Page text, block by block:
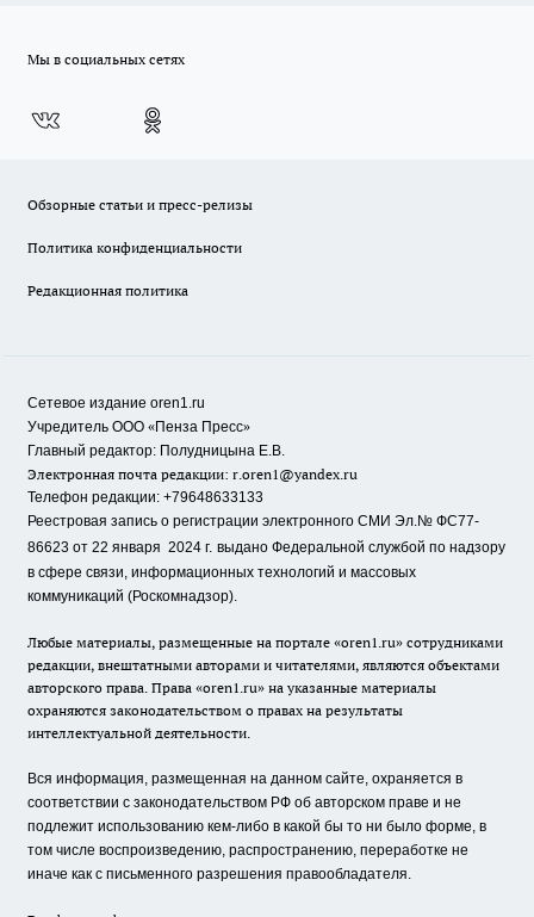
Мы в социальных сетях
Обзорные статьи и пресс-релизы
Политика конфиденциальности
Редакционная политика
Сетевое издание oren1.ru
Учредитель ООО «Пенза Пресс»
Главный редактор: Полудницына Е.В.
Электронная почта редакции: r.oren1@yandex.ru
Телефон редакции: +79648633133
Реестровая запись о регистрации электронного СМИ Эл.№ ФС77-
86623 от 22 января 2024 г. выдано Федеральной службой по надзору
в сфере связи, информационных технологий и массовых
коммуникаций (Роскомнадзор).
Любые материалы, размещенные на портале «oren1.ru» сотрудниками
редакции, внештатными авторами и читателями, являются объектами
авторского права. Права «oren1.ru» на указанные материалы
охраняются законодательством о правах на результаты
интеллектуальной деятельности.
Вся информация, размещенная на данном сайте, охраняется в
соответствии с законодательством РФ об авторском праве и не
подлежит использованию кем-либо в какой бы то ни было форме, в
том числе воспроизведению, распространению, переработке не
иначе как с письменного разрешения правообладателя.